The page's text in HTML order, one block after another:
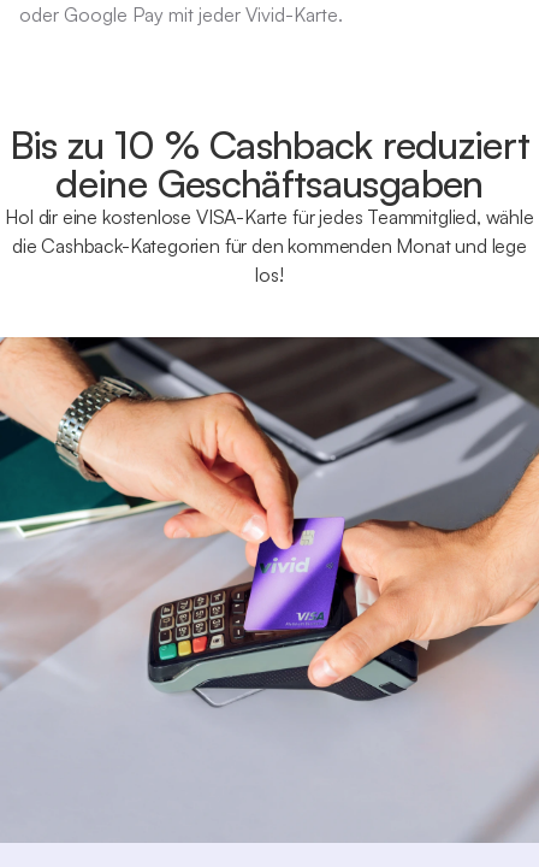
oder Google Pay mit jeder Vivid-Karte.
Bis zu 10 % Cashback reduziert
deine Geschäftsausgaben
Hol dir eine kostenlose VISA-Karte für jedes Teammitglied, wähle
die Cashback-Kategorien für den kommenden Monat und lege
los!